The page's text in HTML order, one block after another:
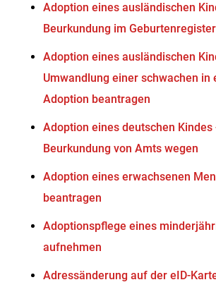
Adoption eines ausländischen
Beurkundung im
Adoption eines ausländischen
Umwandlung einer schwachen in
Adoption beantragen
Adoption eines deutschen Kindes
Beurkundung von Amts wegen
Adoption eines erwachsenen
beantragen
Adoptionspflege eines
aufnehmen
Adressänderung auf der eID-